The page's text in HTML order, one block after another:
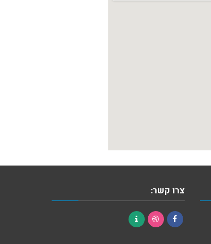
צרו קשר: